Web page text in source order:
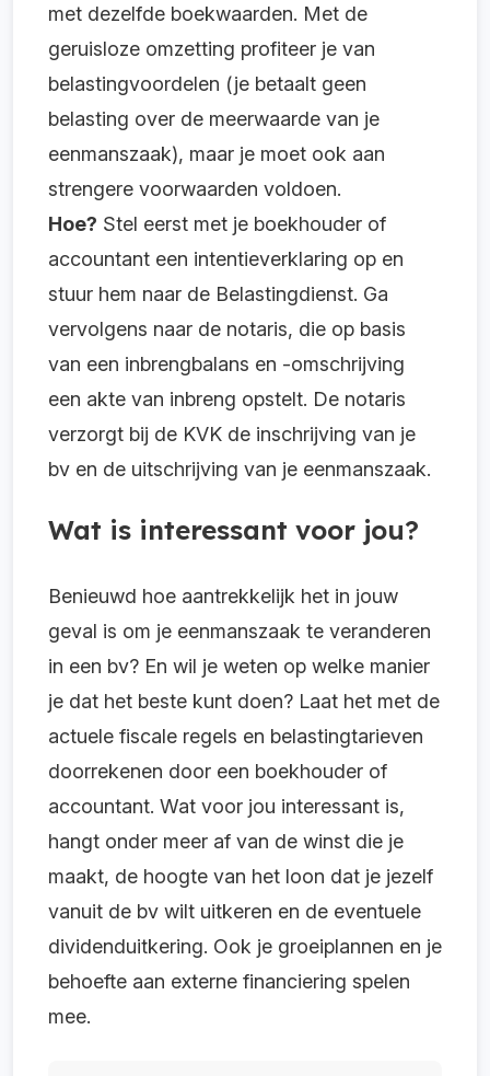
met dezelfde boekwaarden. Met de
geruisloze omzetting profiteer je van
belastingvoordelen (je betaalt geen
belasting over de meerwaarde van je
eenmanszaak), maar je moet ook aan
strengere voorwaarden voldoen.
Hoe? Stel eerst met je boekhouder of
accountant een intentieverklaring op en
stuur hem naar de Belastingdienst. Ga
vervolgens naar de notaris, die op basis
van een inbrengbalans en -omschrijving
een akte van inbreng opstelt. De notaris
verzorgt bij de KVK de inschrijving van je
bv en de uitschrijving van je eenmanszaak.
Wat is interessant voor jou?
Benieuwd hoe aantrekkelijk het in jouw
geval is om je eenmanszaak te veranderen
in een bv? En wil je weten op welke manier
je dat het beste kunt doen? Laat het met de
actuele fiscale regels en belastingtarieven
doorrekenen door een boekhouder of
accountant. Wat voor jou interessant is,
hangt onder meer af van de winst die je
maakt, de hoogte van het loon dat je jezelf
vanuit de bv wilt uitkeren en de eventuele
dividenduitkering. Ook je groeiplannen en je
behoefte aan externe financiering spelen
mee.